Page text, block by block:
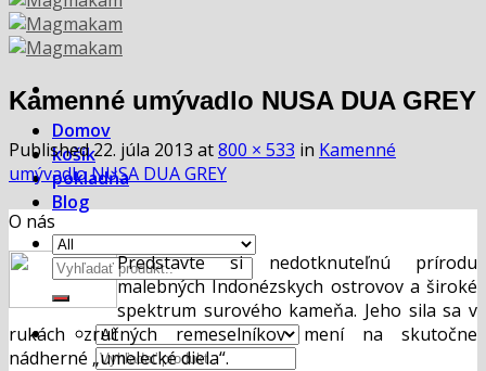
Domov
košík
pokladňa
Blog
Hľadať:
Hľadať:
Kamenné umývadlo NUSA DUA GREY
Published22. júla 2013 at800 × 533 in Kamenné
umývadlo NUSA DUA GREY
O nás
Predstavte si nedotknuteľnú prírodu
malebných Indonézskych ostrovov a široké
spektrum surového kameňa. Jeho sila sa v
rukách zručných remeselníkov mení na skutočne
nádherné „umelecké diela“.